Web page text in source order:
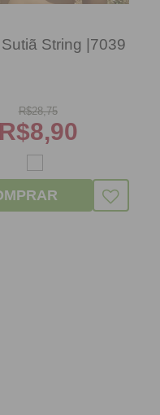
String |7039
R$28,75
R$8,90